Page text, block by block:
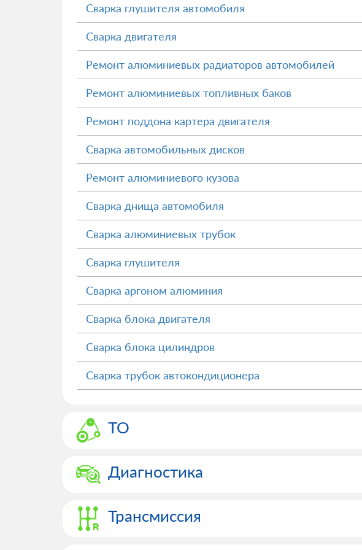
Сварка глушителя автомобиля
Сварка двигателя
Ремонт алюминиевых радиаторов автомобилей
Ремонт алюминиевых топливных баков
Ремонт поддона картера двигателя
Сварка автомобильных дисков
Ремонт алюминиевого кузова
Сварка днища автомобиля
Сварка алюминиевых трубок
Сварка глушителя
Сварка аргоном алюминия
Сварка блока двигателя
Сварка блока цилиндров
Сварка трубок автокондиционера
ТО
Диагностика
Трансмиссия